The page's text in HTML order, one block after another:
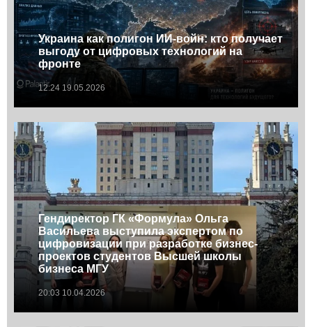
Украина как полигон ИИ-войн: кто получает
выгоду от цифровых технологий на
фронте
12:24 19.05.2026
Гендиректор ГК «Формула» Ольга
Васильева выступила экспертом по
цифровизации при разработке бизнес-
проектов студентов Высшей школы
бизнеса МГУ
20:03 10.04.2026